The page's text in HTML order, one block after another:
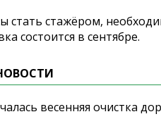
стать стажёром,
состоится в сентябре.
весенняя очистка